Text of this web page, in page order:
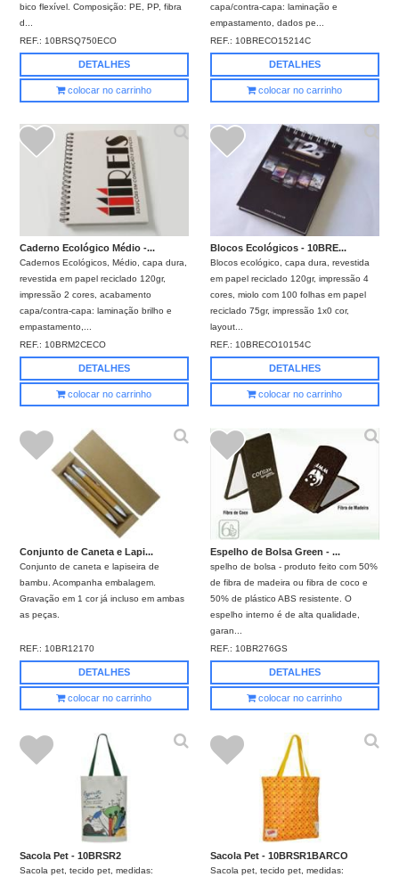
bico flexível. Composição: PE, PP, fibra
d...
REF.: 10BRSQ750ECO
DETALHES
colocar no carrinho
capa/contra-capa: laminação e
empastamento, dados pe...
REF.: 10BRECO15214C
DETALHES
colocar no carrinho
Caderno Ecológico Médio -...
Cadernos Ecológicos, Médio, capa dura,
revestida em papel reciclado 120gr,
impressão 2 cores, acabamento
capa/contra-capa: laminação brilho e
empastamento,...
REF.: 10BRM2CECO
DETALHES
colocar no carrinho
Blocos Ecológicos - 10BRE...
Blocos ecológico, capa dura, revestida
em papel reciclado 120gr, impressão 4
cores, miolo com 100 folhas em papel
reciclado 75gr, impressão 1x0 cor,
layout...
REF.: 10BRECO10154C
DETALHES
colocar no carrinho
Conjunto de Caneta e Lapi...
Conjunto de caneta e lapiseira de
bambu. Acompanha embalagem.
Gravação em 1 cor já incluso em ambas
as peças.
REF.:10BR12170
DETALHES
colocar no carrinho
Espelho de Bolsa Green - ...
spelho de bolsa - produto feito com 50%
de fibra de madeira ou fibra de coco e
50% de plástico ABS resistente. O
espelho interno é de alta qualidade,
garan...
REF.:10BR276GS
DETALHES
colocar no carrinho
Sacola Pet - 10BRSR2
Sacola pet, tecido pet, medidas:
Sacola Pet - 10BRSR1BARCO
Sacola pet, tecido pet, medidas: